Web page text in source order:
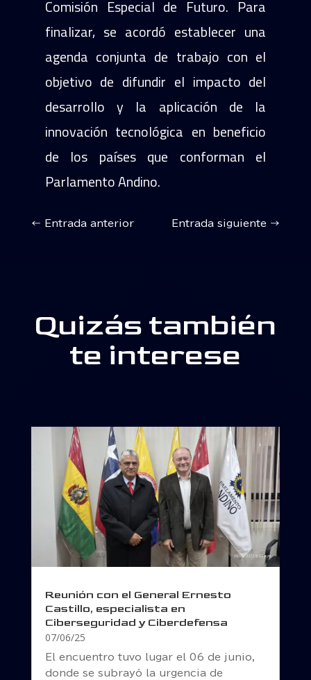
Comisión Especial de Futuro. Para
finalizar, se acordó establecer una
agenda conjunta de trabajo con el
objetivo de difundir el impacto del
desarrollo y la aplicación de la
innovación tecnológica en beneficio
de los países que conforman el
Parlamento Andino.
← Entrada anterior Entrada siguiente →
Quizás también
te interese
Reunión con el General Ernesto
Castillo, especialista en
Ciberseguridad y Ciberdefensa
07/06/25
El encuentro tuvo lugar el 06 de junio,
donde se subrayó la urgencia de